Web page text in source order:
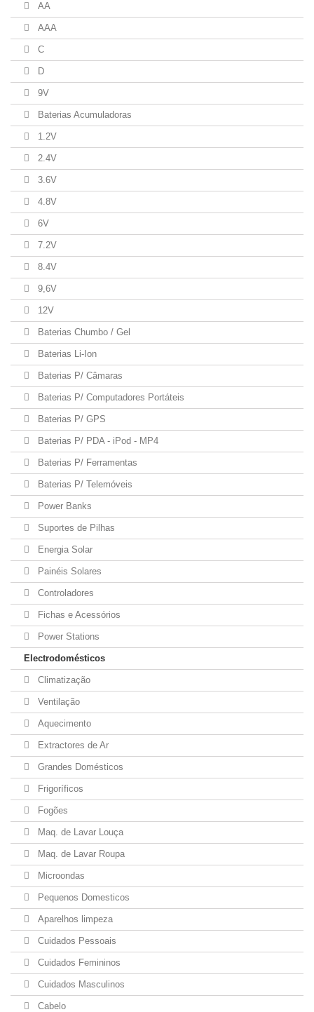
AA
AAA
C
D
9V
Baterias Acumuladoras
1.2V
2.4V
3.6V
4.8V
6V
7.2V
8.4V
9,6V
12V
Baterias Chumbo / Gel
Baterias Li-Ion
Baterias P/ Câmaras
Baterias P/ Computadores Portáteis
Baterias P/ GPS
Baterias P/ PDA - iPod - MP4
Baterias P/ Ferramentas
Baterias P/ Telemóveis
Power Banks
Suportes de Pilhas
Energia Solar
Painéis Solares
Controladores
Fichas e Acessórios
Power Stations
Electrodomésticos
Climatização
Ventilação
Aquecimento
Extractores de Ar
Grandes Domésticos
Frigoríficos
Fogões
Maq. de Lavar Louça
Maq. de Lavar Roupa
Microondas
Pequenos Domesticos
Aparelhos limpeza
Cuidados Pessoais
Cuidados Femininos
Cuidados Masculinos
Cabelo